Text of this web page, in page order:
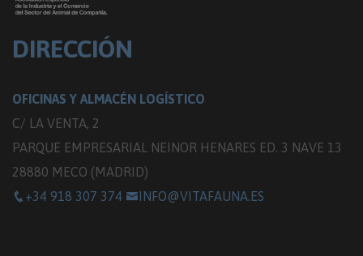
DIRECCIÓN
OFICINAS Y ALMACÉN LOGÍSTICO
C/ LA VENTA, 2
PARQUE EMPRESARIAL NEINOR HENARES ED. 3 NAVE 13
28880 MECO (MADRID)
+34 918 307 374
INFO@VITAFAUNA.ES